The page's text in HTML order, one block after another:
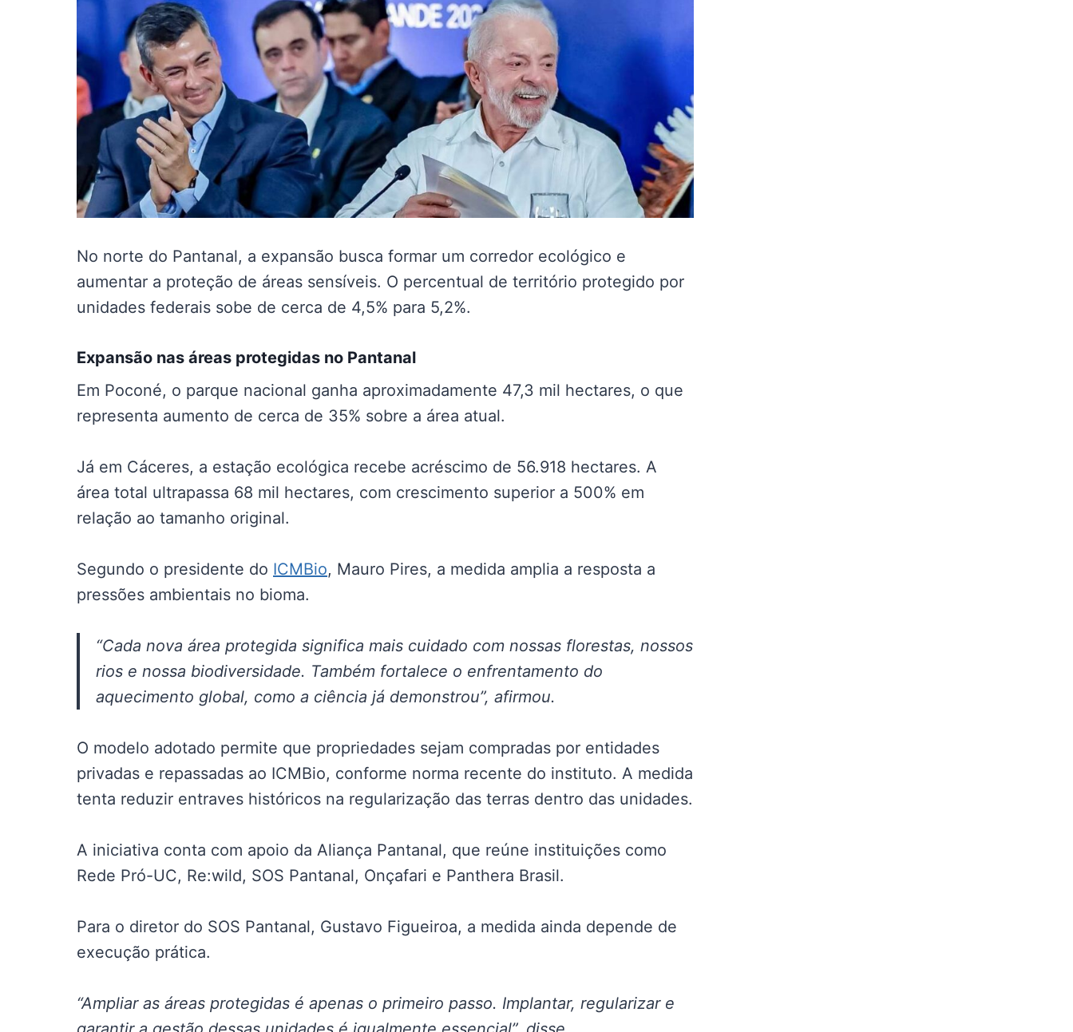
No norte do Pantanal, a expansão busca formar um corredor ecológico e
aumentar a proteção de áreas sensíveis. O percentual de território protegido por
unidades federais sobe de cerca de 4,5% para 5,2%.
Expansão nas áreas protegidas no Pantanal
Em Poconé, o parque nacional ganha aproximadamente 47,3 mil hectares, o que
representa aumento de cerca de 35% sobre a área atual.
Já em Cáceres, a estação ecológica recebe acréscimo de 56.918 hectares. A
área total ultrapassa 68 mil hectares, com crescimento superior a 500% em
relação ao tamanho original.
Segundo o presidente do ICMBio, Mauro Pires, a medida amplia a resposta a
pressões ambientais no bioma.
“Cada nova área protegida significa mais cuidado com nossas florestas, nossos
rios e nossa biodiversidade. Também fortalece o enfrentamento do
aquecimento global, como a ciência já demonstrou”, afirmou.
O modelo adotado permite que propriedades sejam compradas por entidades
privadas e repassadas ao ICMBio, conforme norma recente do instituto. A medida
tenta reduzir entraves históricos na regularização das terras dentro das unidades.
A iniciativa conta com apoio da Aliança Pantanal, que reúne instituições como
Rede Pró-UC, Re:wild, SOS Pantanal, Onçafari e Panthera Brasil.
Para o diretor do SOS Pantanal, Gustavo Figueiroa, a medida ainda depende de
execução prática.
“Ampliar as áreas protegidas é apenas o primeiro passo. Implantar, regularizar e